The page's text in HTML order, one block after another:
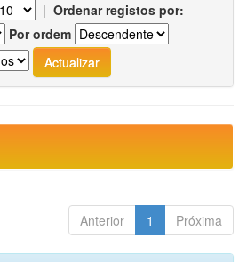
| Ordenar registos por:
Por ordem
Anterior 1 Próxima